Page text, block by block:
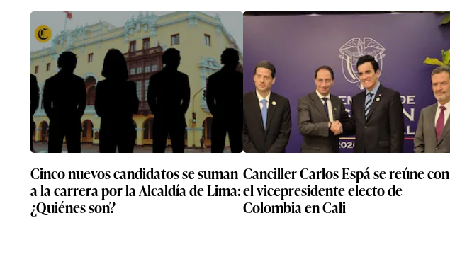
Cinco nuevos candidatos se suman
a la carrera por la Alcaldía de Lima:
¿Quiénes son?
Canciller Carlos Espá se reúne con
el vicepresidente electo de
Colombia en Cali